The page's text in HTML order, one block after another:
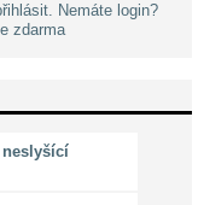
Nemáte login?
zdarma
neslyšící